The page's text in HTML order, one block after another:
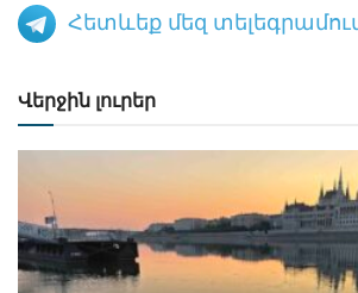
Հետևեք մեզ
Վերջին լուրեր